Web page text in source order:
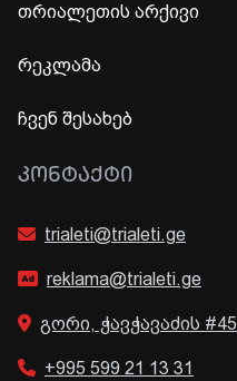
თრიალეთის არქივი
რეკლამა
ჩვენ შესახებ
ᲙᲝᲜᲢᲐᲥᲢᲘ
trialeti@trialeti.ge
reklama@trialeti.ge
გორი, ჭავჭავაძის #45
+995 599 21 13 31